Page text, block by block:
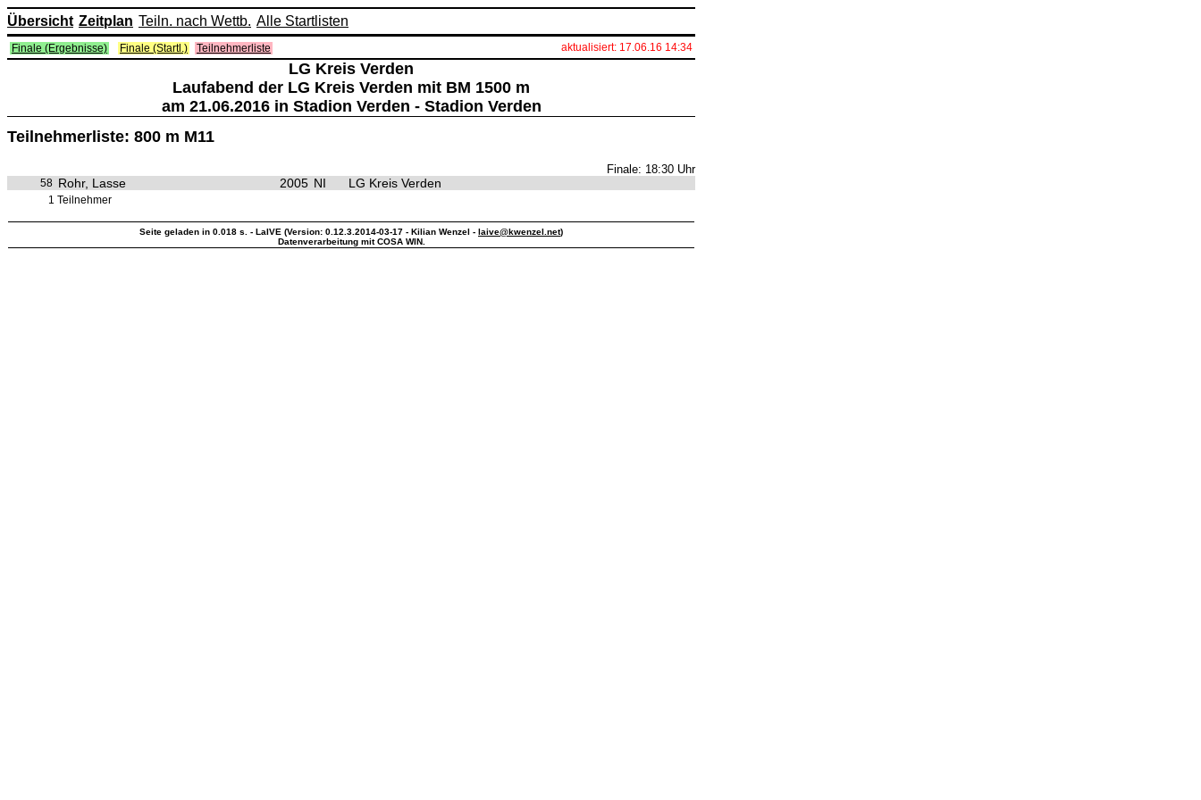
Übersicht Zeitplan Teiln. nach Wettb. Alle Startlisten
Finale (Ergebnisse) Finale (Startl.) Teilnehmerliste aktualisiert: 17.06.16 14:34
LG Kreis Verden
Laufabend der LG Kreis Verden mit BM 1500 m
am 21.06.2016 in Stadion Verden - Stadion Verden
Teilnehmerliste: 800 m M11
Finale: 18:30 Uhr
58 Rohr, Lasse 2005 NI LG Kreis Verden
1 Teilnehmer
Seite geladen in 0.018 s. - LaIVE (Version: 0.12.3.2014-03-17 - Kilian Wenzel - laive@kwenzel.net)
Datenverarbeitung mit COSA WIN.